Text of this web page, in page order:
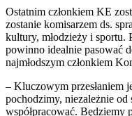
Ostatnim członkiem KE
zostanie komisarzem ds.
kultury, młodzieży i sportu.
powinno idealnie pasować
najmłodszym członkiem
– Kluczowym przesłaniem
pochodzimy, niezależnie
współpracować. Będziemy